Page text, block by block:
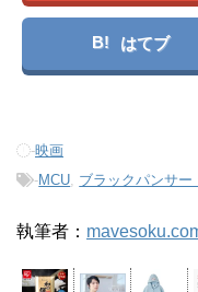
B! はてブ
-映画
-MCU ブラックパンサー
執筆者：